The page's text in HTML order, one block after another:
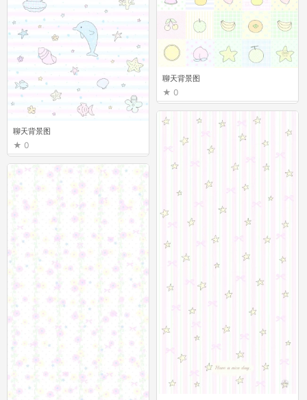
聊天背景图
0
聊天背景图
0